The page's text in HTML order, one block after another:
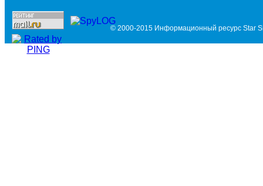
© 2000-2015 Информационный ресурс Star